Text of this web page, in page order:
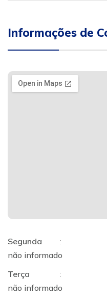
Informações de
Segunda
:
não informado
Terça
:
não informado